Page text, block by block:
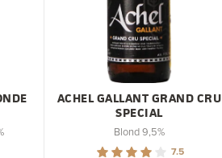
ACHEL GALLANT GRAND CRU
SPECIAL
Blond 9,5%
7.5